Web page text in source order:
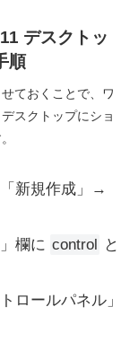
デスクトッ
順
ておくことで、ワ
スクトップにショ
新規作成」→
欄に control
と
ロールパネル」